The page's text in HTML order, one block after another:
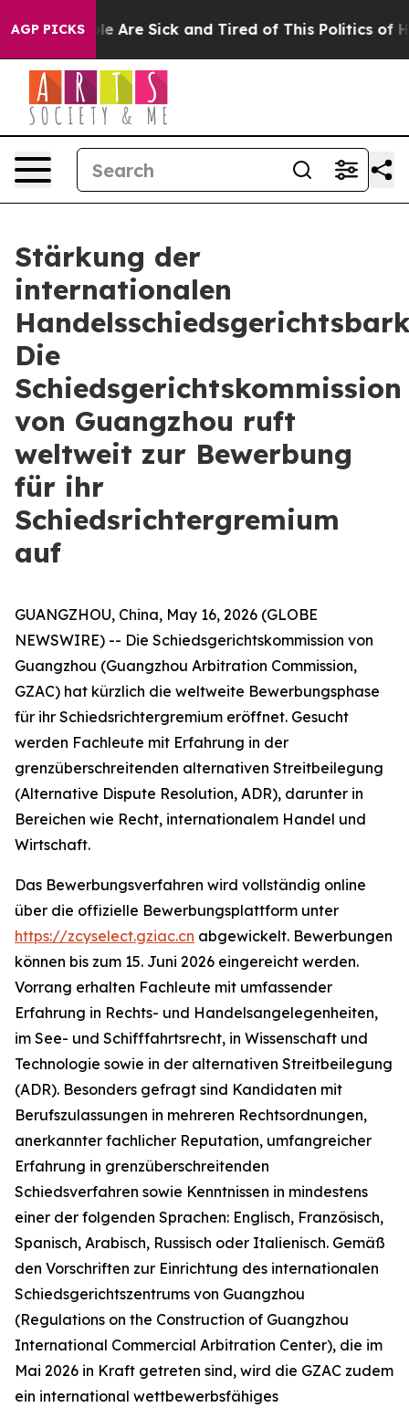
AGP PICKS
“People Are Sick and Tired of This Politics of
Stärkung der
internationalen
Die
Schiedsgerichtskommission
von Guangzhou ruft
weltweit zur Bewerbung
für ihr
Schiedsrichtergremium
auf
GUANGZHOU, China, May 16, 2026 (GLOBE
NEWSWIRE) -- Die Schiedsgerichtskommission von
Guangzhou (Guangzhou Arbitration Commission,
GZAC) hat kürzlich die weltweite Bewerbungsphase
für ihr Schiedsrichtergremium eröffnet. Gesucht
werden Fachleute mit Erfahrung in der
grenzüberschreitenden alternativen Streitbeilegung
(Alternative Dispute Resolution, ADR), darunter in
Bereichen wie Recht, internationalem Handel und
Wirtschaft.
Das Bewerbungsverfahren wird vollständig online
über die offizielle Bewerbungsplattform unter
https://zcyselect.gziac.cn abgewickelt. Bewerbungen
können bis zum 15. Juni 2026 eingereicht werden.
Vorrang erhalten Fachleute mit umfassender
Erfahrung in Rechts- und Handelsangelegenheiten,
im See- und Schifffahrtsrecht, in Wissenschaft und
Technologie sowie in der alternativen Streitbeilegung
(ADR). Besonders gefragt sind Kandidaten mit
Berufszulassungen in mehreren Rechtsordnungen,
anerkannter fachlicher Reputation, umfangreicher
Erfahrung in grenzüberschreitenden
Schiedsverfahren sowie Kenntnissen in mindestens
einer der folgenden Sprachen: Englisch, Französisch,
Spanisch, Arabisch, Russisch oder Italienisch. Gemäß
den Vorschriften zur Einrichtung des internationalen
Schiedsgerichtszentrums von Guangzhou
(Regulations on the Construction of Guangzhou
International Commercial Arbitration Center), die im
Mai 2026 in Kraft getreten sind, wird die GZAC zudem
ein international wettbewerbsfähiges